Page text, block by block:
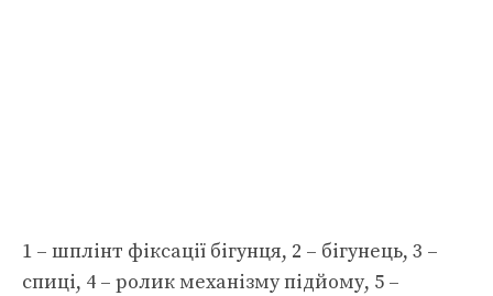
1 – шплінт фіксації бігунця, 2 – бігунець, 3 –
спиці, 4 – ролик механізму підйому, 5 –